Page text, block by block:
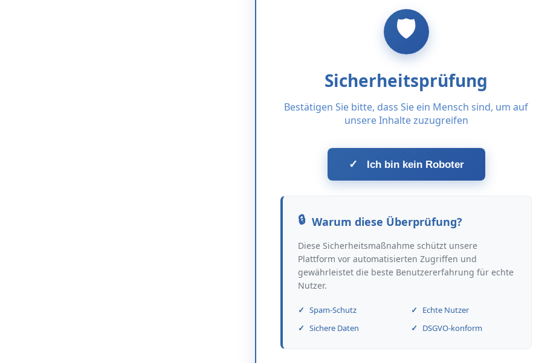
Sicherheitsprüfung
Bestätigen Sie bitte, dass Sie ein Mensch sind, um auf
unsere Inhalte zuzugreifen
✓ Ich bin kein Roboter
Warum diese Überprüfung?
Diese Sicherheitsmaßnahme schützt unsere
Plattform vor automatisierten Zugriffen und
gewährleistet die beste Benutzererfahrung für echte
Nutzer.
Spam-Schutz
Echte Nutzer
Sichere Daten
DSGVO-konform